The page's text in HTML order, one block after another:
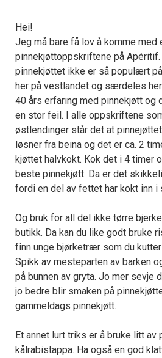
Hei!
Jeg må bare få lov å komme med
pinnekjøttoppskriftene på
pinnekjøttet ikke er så populært
her på vestlandet og særdeles
40 års erfaring med pinnekjøtt og
en stor feil. I alle oppskriftene
østlendinger står det at
løsner fra beina og det er ca. 2
kjøttet halvkokt. Kok det i 4 timer
beste pinnekjøtt. Da er det
fordi en del av fettet har kokt inn i
Og bruk for all del ikke tørre
butikk. Da kan du like godt bruke
finn unge bjørketrær som du
Spikk av mesteparten av barken
på bunnen av gryta. Jo mer sevje
jo bedre blir smaken på
gammeldags pinnekjøtt.
Et annet lurt triks er å bruke litt av
kålrabistappa. Ha også en god